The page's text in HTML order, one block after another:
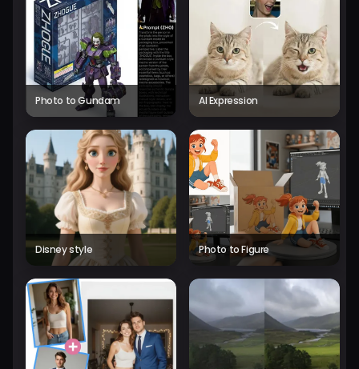
Photo to Gundam AI Expression
Disney style Photo to Figure